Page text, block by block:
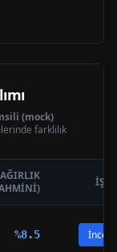
(mock)
farklılık
AĞIRLIK
%8.5 İncele